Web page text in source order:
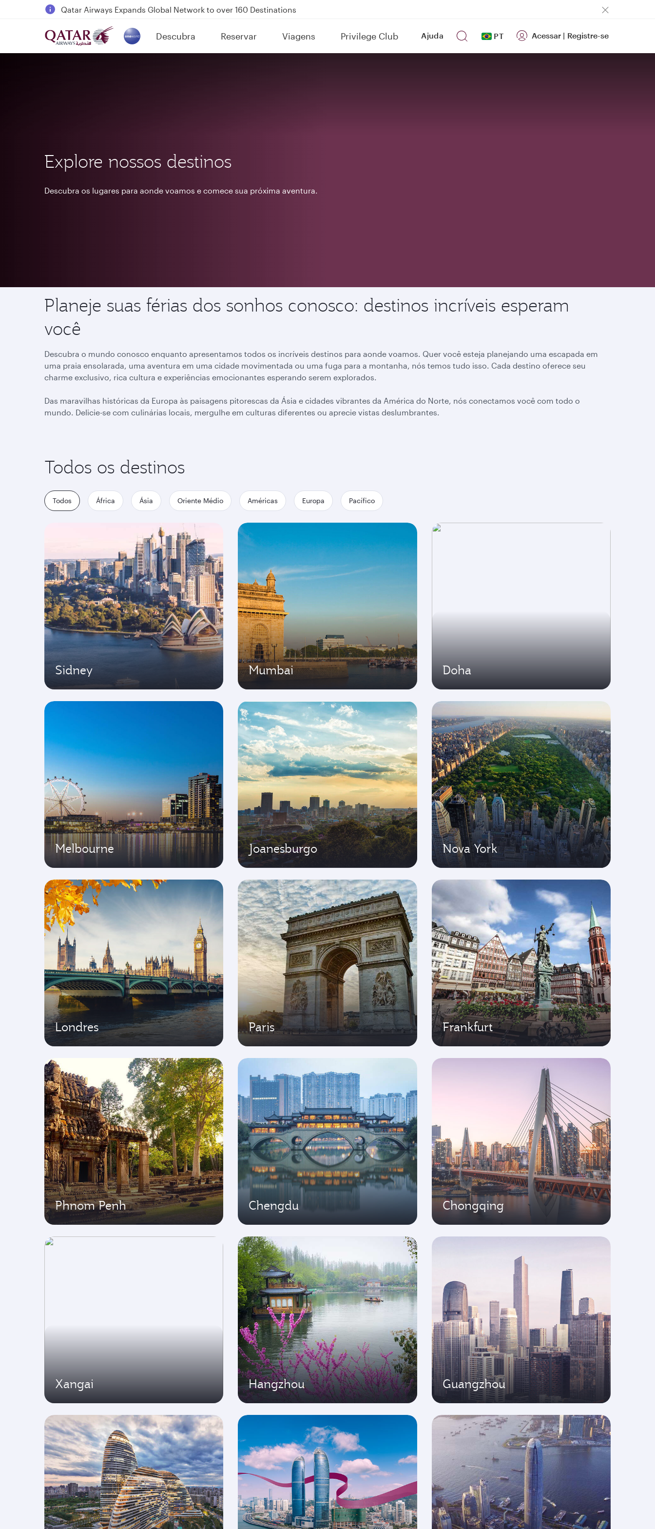
18 June 2026: Updates on Travelling with Power Banks
6 August 2026: Qatar Airways flight resumption to Bahrain (BAH), Erbil (EBL), and Kuwait (KWI)
Qatar Airways Expands Global Network to over 160 Destinations
Descubra
(active) Reservar Viagens Privilege Club Ajuda PT Acessar | Registre-se
Explore nossos destinos
Descubra os lugares para aonde voamos e comece sua próxima aventura.
Planeje suas férias dos sonhos conosco: destinos incríveis esperam
você
Descubra o mundo conosco enquanto apresentamos todos os incríveis destinos para aonde voamos. Quer você esteja planejando uma escapada em
uma praia ensolarada, uma aventura em uma cidade movimentada ou uma fuga para a montanha, nós temos tudo isso. Cada destino oferece seu
charme exclusivo, rica cultura e experiências emocionantes esperando serem explorados.
Das maravilhas históricas da Europa às paisagens pitorescas da Ásia e cidades vibrantes da América do Norte, nós conectamos você com todo o
mundo. Delicie-se com culinárias locais, mergulhe em culturas diferentes ou aprecie vistas deslumbrantes.
Todos os destinos
Todos África Ásia Oriente Médio Américas Europa Pacífico
Sidney Mumbai Doha
Melbourne Joanesburgo Nova York
Londres Paris Frankfurt
Phnom Penh Chengdu Chongqing
Xangai Hangzhou Guangzhou